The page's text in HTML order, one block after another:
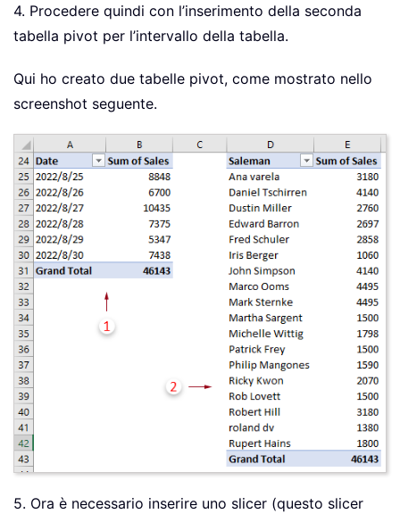
4. Procedere quindi con l’inserimento della seconda
tabella pivot per l’intervallo della tabella.
Qui ho creato due tabelle pivot, come mostrato nello
screenshot seguente.
5. Ora è necessario inserire uno slicer (questo slicer